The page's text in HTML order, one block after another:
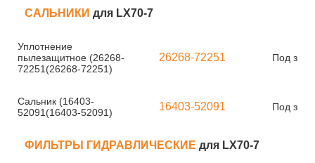
САЛЬНИКИ для LX70-7
Уплотнение
пылезащитное (26268-
72251(26268-72251)
26268-72251 Под
Сальник (16403-
52091(16403-52091)
16403-52091 Под
ФИЛЬТРЫ ГИДРАВЛИЧЕСКИЕ для LX70-7